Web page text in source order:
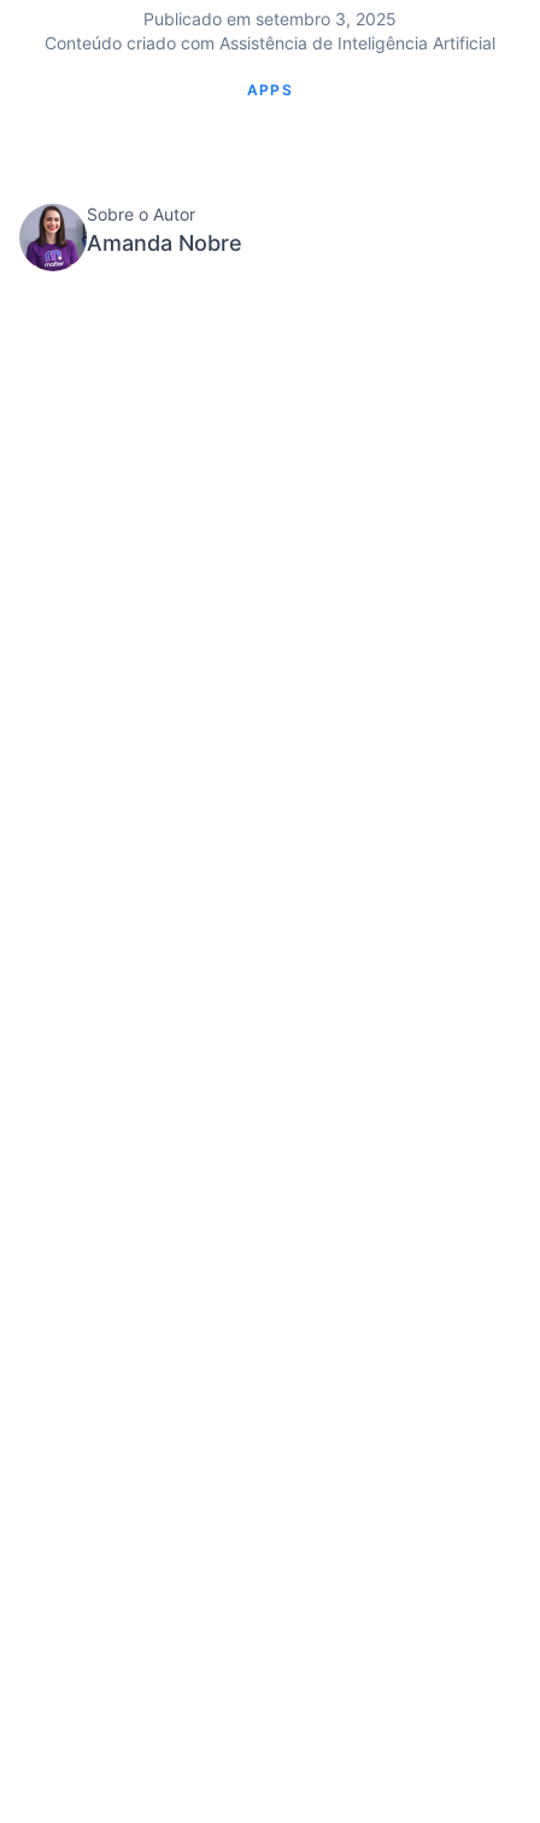
Publicado em setembro 3, 2025
Conteúdo criado com Assistência de Inteligência Artificial
APPS
Sobre o Autor
Amanda Nobre